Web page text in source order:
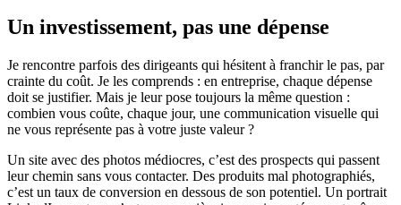
Un investissement, pas une dépense
Je rencontre parfois des dirigeants qui hésitent à franchir le pas, par
crainte du coût. Je les comprends : en entreprise, chaque dépense
doit se justifier. Mais je leur pose toujours la même question :
combien vous coûte, chaque jour, une communication visuelle qui
ne vous représente pas à votre juste valeur ?
Un site avec des photos médiocres, c’est des prospects qui passent
leur chemin sans vous contacter. Des produits mal photographiés,
c’est un taux de conversion en dessous de son potentiel. Un portrait